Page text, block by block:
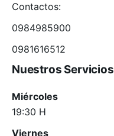
Contactos:
0984985900
0981616512
Nuestros Servicios
Miércoles
19:30 H
Viernes